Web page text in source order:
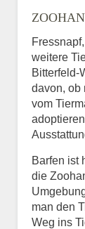
weitere
Bitterfeld-
davon, ob
vom
Barfen ist
die
man den
Weg ins